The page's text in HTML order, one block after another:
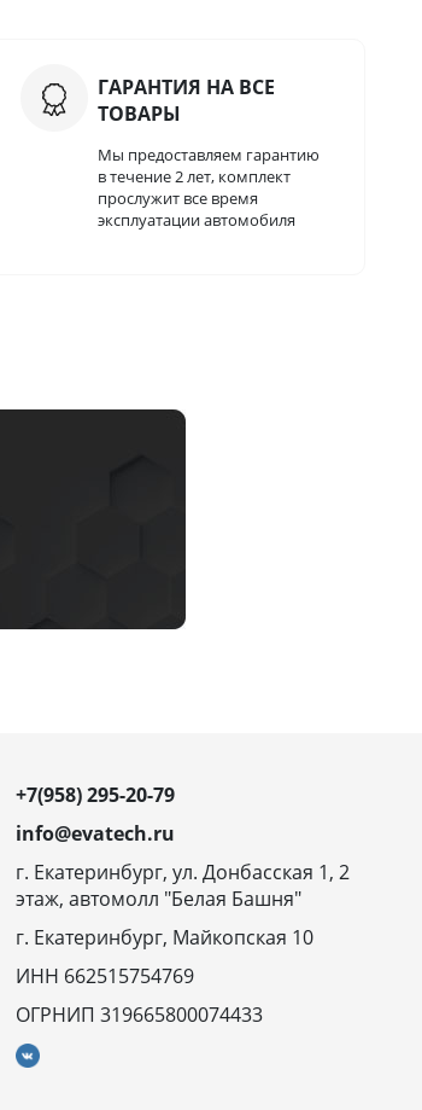
ГАРАНТИЯ НА ВСЕ
ТОВАРЫ
Мы предоставляем гарантию
в течение 2 лет, комплект
прослужит все время
эксплуатации автомобиля
+7(958) 295-20-79
info@evatech.ru
г. Екатеринбург, ул. Донбасская 1, 2
этаж, автомолл "Белая Башня"
г. Екатеринбург, Майкопская 10
ИНН 662515754769
ОГРНИП 319665800074433